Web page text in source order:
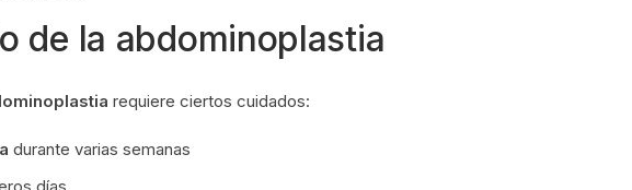
de la abdominoplastia
requiere ciertos cuidados:
durante varias semanas